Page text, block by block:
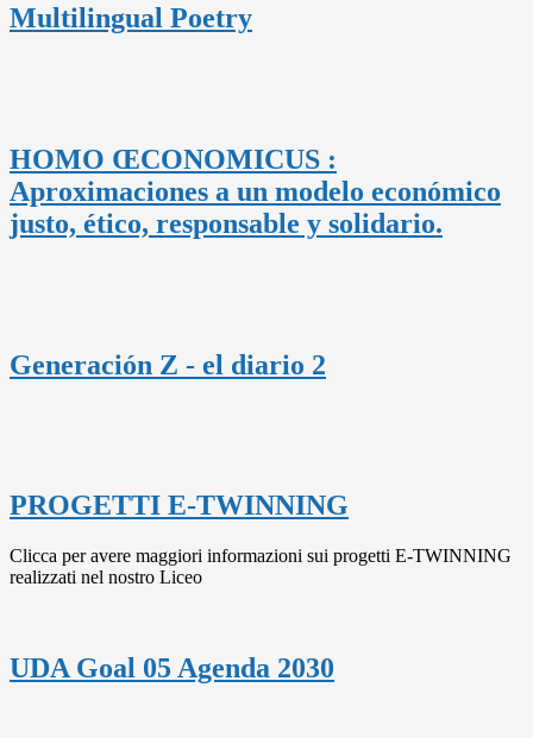
Multilingual Poetry
HOMO ŒCONOMICUS :
Aproximaciones a un modelo económico
justo, ético, responsable y solidario.
Generación Z - el diario 2
PROGETTI E-TWINNING
Clicca per avere maggiori informazioni sui progetti E-TWINNING
realizzati nel nostro Liceo
UDA Goal 05 Agenda 2030